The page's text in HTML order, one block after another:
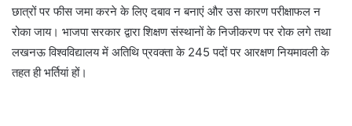
छात्रों पर फीस जमा करने के लिए दबाव न बनाएं और उस कारण परीक्षाफल न
रोका जाय। भाजपा सरकार द्वारा शिक्षण संस्थानों के निजीकरण पर रोक लगे तथा
लखनऊ विश्वविद्यालय में अतिथि प्रवक्ता के 245 पदों पर आरक्षण नियमावली के
तहत ही भर्तियां हों।